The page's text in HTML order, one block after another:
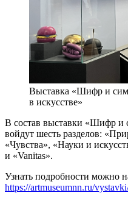
Выставка «Шифр и
в искусстве»
В состав выставки «Шифр и
войдут шесть разделов:
«Чувства», «Науки и
и «Vanitas».
Узнать подробности можно
https://artmuseumnn.ru/